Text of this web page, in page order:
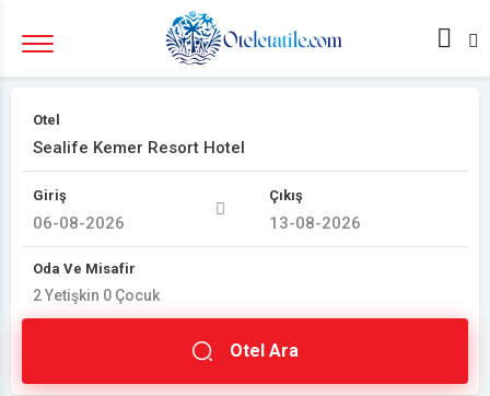
Otel
Giriş Çıkış
Oda Ve Misafir
2Yetişkin 0 Çocuk
Otel Ara